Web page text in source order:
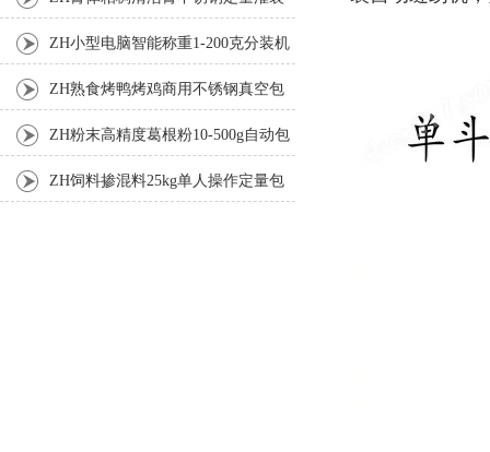
机厂家 ZH小型电脑智能称重1-200克分装机
ZH熟食烤鸭烤鸡商用不锈钢真空包
装机 ZH粉末高精度葛根粉10-500g自动包
装机 ZH饲料掺混料25kg单人操作定量包